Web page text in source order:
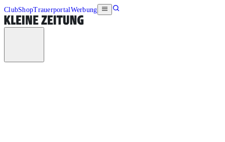
ClubShopTrauerportalWerbung